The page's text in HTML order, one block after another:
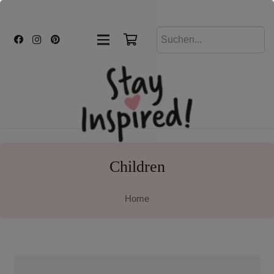
Children
Home